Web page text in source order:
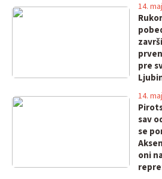
pre
14.
sav
se
oni
14.